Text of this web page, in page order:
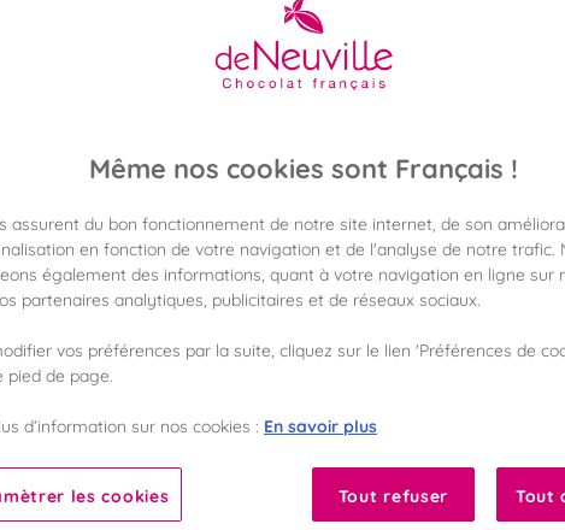
14,90 €
Poids 80g
Disponible en
Vérifier la
Frais de port
dès 50€ d'achat
Liste des ingrédients
Même nos cookies sont Français !
assurent du bon fonctionnement de notre site internet, de son
en fonction de votre navigation et de l'analyse de notre trafic.
également des informations, quant à votre navigation en ligne sur
partenaires analytiques, publicitaires et de réseaux sociaux.
vos préférences par la suite, cliquez sur le lien 'Préférences de
pied de page.
d’information sur nos cookies : En savoir plus
les cookies Tout refuser Tout